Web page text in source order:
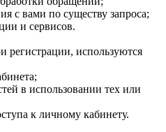
с вами по существу запроса;
и сервисов.
регистрации, используются
в использовании тех или
к личному кабинету.